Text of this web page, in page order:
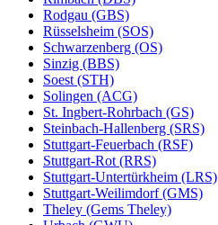
Rodgau (GBS)
Rüsselsheim (SOS)
Schwarzenberg (OS)
Sinzig (BBS)
Soest (STH)
Solingen (ACG)
St. Ingbert-Rohrbach (GS)
Steinbach-Hallenberg (SRS)
Stuttgart-Feuerbach (RSF)
Stuttgart-Rot (RRS)
Stuttgart-Untertürkheim (LRS)
Stuttgart-Weilimdorf (GMS)
Theley (Gems Theley)